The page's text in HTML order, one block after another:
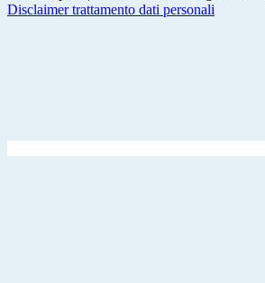
Disclaimer trattamento dati personali